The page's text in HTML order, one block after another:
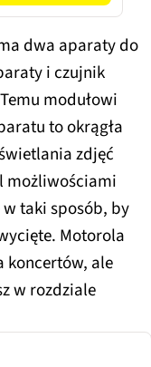
dwa aparaty do
i czujnik
modułowi
to okrągła
zdjęć
możliwościami
taki sposób, by
Motorola
koncertów, ale
w rozdziale